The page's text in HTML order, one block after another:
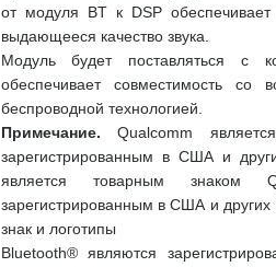
от модуля BT к DSP обеспечивает
выдающееся качество звука.
Модуль будет поставляться с
обеспечивает совместимость
беспроводной технологией.
Примечание. Qualcomm
зарегистрированным в США и
является товарным знаком
зарегистрированным в США и
знак и логотипы
Bluetooth® являются